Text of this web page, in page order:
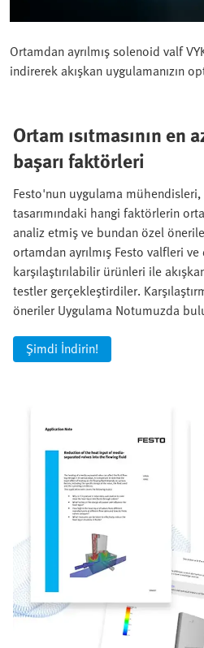
Ortamdan ayrılmış solenoid valf
indirerek akışkan uygulamanızın
Ortam ısıtmasının
başarı faktörleri
Festo'nun uygulama
tasarımındaki hangi faktörlerin
analiz etmiş ve bundan özel
ortamdan ayrılmış Festo valfleri
karşılaştırılabilir ürünleri ile
testler gerçekleştirdiler.
öneriler Uygulama Notumuzda
Şimdi İndirin!